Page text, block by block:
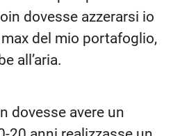
dovesse azzerarsi io
max del mio portafoglio,
all’aria.
dovesse avere un